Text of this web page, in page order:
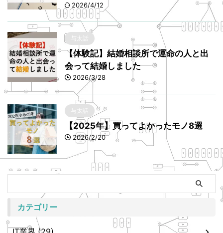
2026/4/12
与太話
【体験記】結婚相談所で運命の人と出
会って結婚しました
2026/3/28
与太話
【2025年】買ってよかったモノ8選
2026/2/20
カテゴリー